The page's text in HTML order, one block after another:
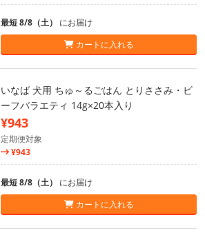
最短 8/8（土） にお届け
カートに入れる
いなば 犬用 ちゅ～るごはん とりささみ・ビ
ーフバラエティ 14g×20本入り
¥943
定期便対象
¥943
最短 8/8（土） にお届け
カートに入れる